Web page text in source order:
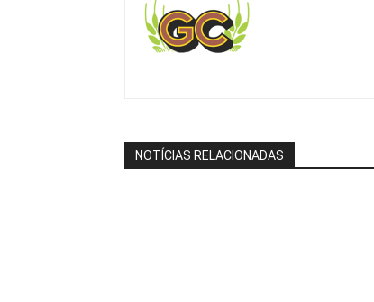
NOTÍCIAS RELACIONADAS